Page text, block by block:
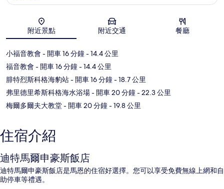
地圖
附近景點 附近交通 餐廳
小福音教會 - 開車 16 分鐘- 14.4 公里
福音教會 - 開車 16 分鐘- 14.4 公里
腓特烈斯科格海豹站- 開車 16 分鐘- 18.7 公里
弗里德里希斯科格海水浴場- 開車 20 分鐘- 22.3 公里
梅爾多爾夫大教堂- 開車 20 分鐘- 19.8 公里
住宿介紹
迪特馬爾申豪斯飯店
迪特馬爾申豪斯飯店是馬恩的住宿好選擇。您可以享受免費無線上網和自
助停車等禮遇。